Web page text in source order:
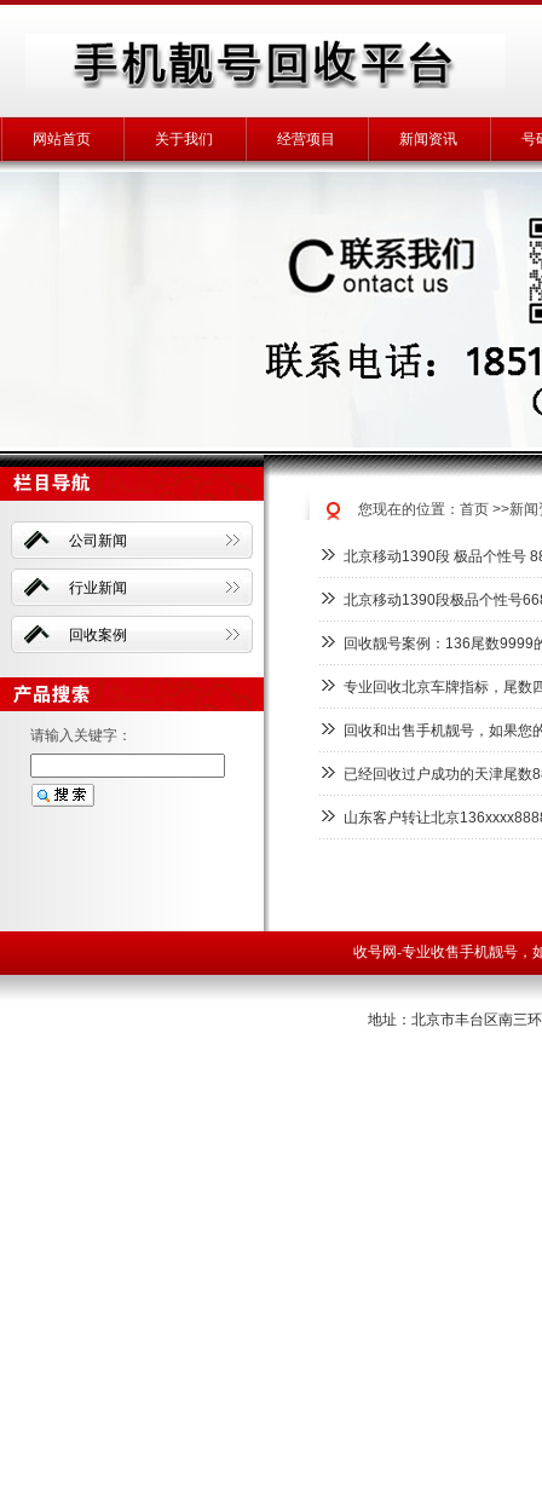
网站首页 关于我们 经营项目 新闻资讯 号
公司新闻
行业新闻
回收案例
请输入关键字：
您现在的位置： 首页 >>新闻
北京移动1390段 极品个性号
北京移动1390段极品个性号
回收靓号案例：136尾数9999
专业回收北京车牌指标，尾数
回收和出售手机靓号，如果您
已经回收过户成功的天津尾数
山东客户转让北京
收号网-专业收售手机靓号，
地址：北京市丰台区南三